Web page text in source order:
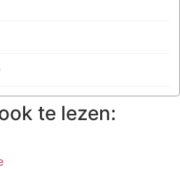
te lezen: